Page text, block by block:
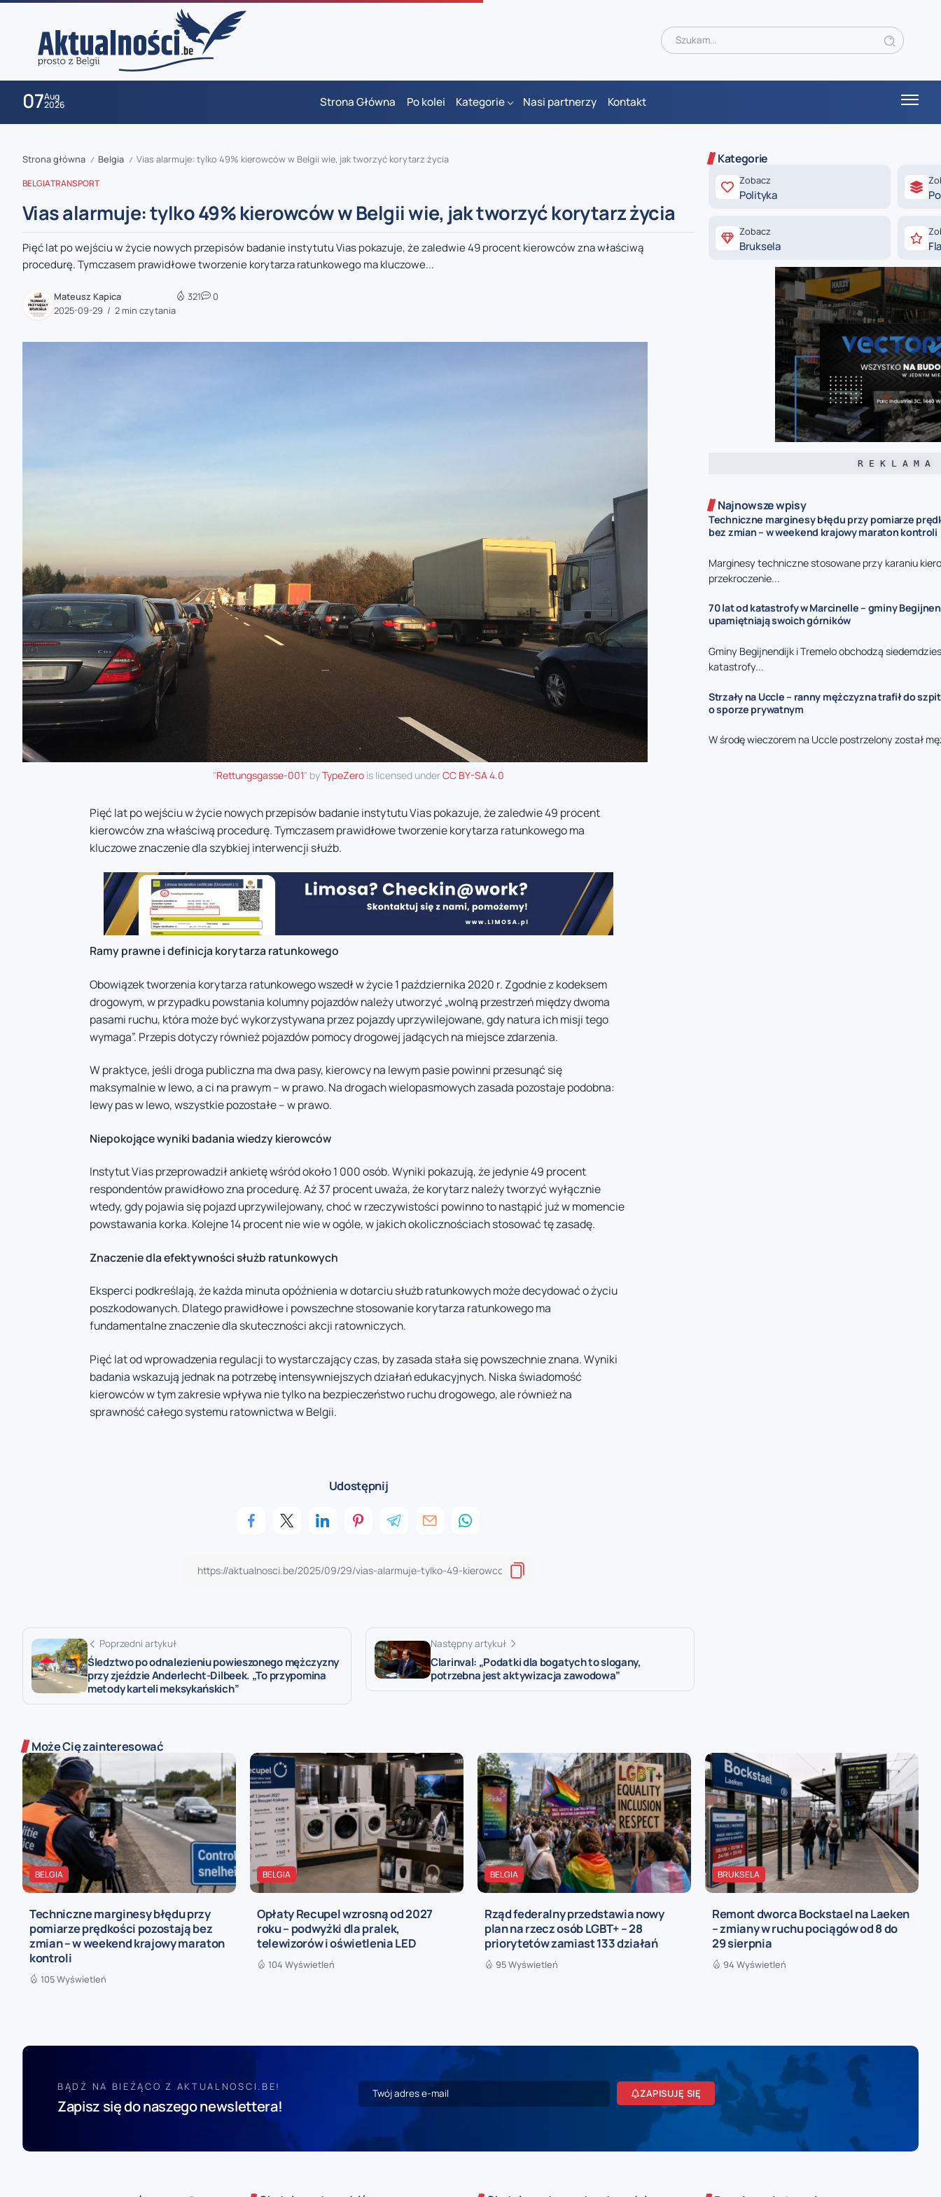
07Aug
2026 Strona Główna Po kolei Kategorie Nasi partnerzy Kontakt
zaobserwuj nas
zaobserwuj nas
Strona główna / Belgia / Vias alarmuje: tylko 49% kierowców w Belgii wie, jak tworzyć korytarz życia
BELGIATRANSPORT
Vias alarmuje: tylko 49% kierowców w Belgii wie, jak tworzyć korytarz życia
Pięć lat po wejściu w życie nowych przepisów badanie instytutu Vias pokazuje, że zaledwie 49 procent kierowców zna właściwą
procedurę. Tymczasem prawidłowe tworzenie korytarza ratunkowego ma kluczowe...
Mateusz Kapica
2025-09-29
2 min czytania
321 0
"Rettungsgasse-001" byTypeZero is licensed underCC BY-SA 4.0
Pięć lat po wejściu w życie nowych przepisów badanie instytutu Vias pokazuje, że zaledwie 49 procent
kierowców zna właściwą procedurę. Tymczasem prawidłowe tworzenie korytarza ratunkowego ma
kluczowe znaczenie dla szybkiej interwencji służb.
Ramy prawne i definicja korytarza ratunkowego
Obowiązek tworzenia korytarza ratunkowego wszedł w życie 1 października 2020 r. Zgodnie z kodeksem
drogowym, w przypadku powstania kolumny pojazdów należy utworzyć „wolną przestrzeń między dwoma
pasami ruchu, która może być wykorzystywana przez pojazdy uprzywilejowane, gdy natura ich misji tego
wymaga”. Przepis dotyczy również pojazdów pomocy drogowej jadących na miejsce zdarzenia.
W praktyce, jeśli droga publiczna ma dwa pasy, kierowcy na lewym pasie powinni przesunąć się
maksymalnie w lewo, a ci na prawym – w prawo. Na drogach wielopasmowych zasada pozostaje podobna:
lewy pas w lewo, wszystkie pozostałe – w prawo.
Niepokojące wyniki badania wiedzy kierowców
Instytut Vias przeprowadził ankietę wśród około 1 000 osób. Wyniki pokazują, że jedynie 49 procent
respondentów prawidłowo zna procedurę. Aż 37 procent uważa, że korytarz należy tworzyć wyłącznie
wtedy, gdy pojawia się pojazd uprzywilejowany, choć w rzeczywistości powinno to nastąpić już w momencie
powstawania korka. Kolejne 14 procent nie wie w ogóle, w jakich okolicznościach stosować tę zasadę.
Znaczenie dla efektywności służb ratunkowych
Eksperci podkreślają, że każda minuta opóźnienia w dotarciu służb ratunkowych może decydować o życiu
poszkodowanych. Dlatego prawidłowe i powszechne stosowanie korytarza ratunkowego ma
fundamentalne znaczenie dla skuteczności akcji ratowniczych.
Pięć lat od wprowadzenia regulacji to wystarczający czas, by zasada stała się powszechnie znana. Wyniki
badania wskazują jednak na potrzebę intensywniejszych działań edukacyjnych. Niska świadomość
kierowców w tym zakresie wpływa nie tylko na bezpieczeństwo ruchu drogowego, ale również na
sprawność całego systemu ratownictwa w Belgii.
Udostępnij
Poprzedni artykuł
Śledztwo po odnalezieniu powieszonego mężczyzny
przy zjeździe Anderlecht-Dilbeek. „To przypomina
metody karteli meksykańskich”
Następny artykuł
Clarinval: „Podatki dla bogatych to slogany,
potrzebna jest aktywizacja zawodowa”
Kategorie
Zobacz
Polityka
Zobacz
Bruksela
R E K L A M A
Najnowsze wpisy
Techniczne marginesy błędu przy pomiarze
bez zmian – w weekend krajowy maraton kontroli
Marginesy techniczne stosowane przy karaniu
przekroczenie...
70 lat od katastrofy w Marcinelle – gminy
upamiętniają swoich górników
Gminy Begijnendijk i Tremelo obchodzą
katastrofy...
Strzały na Uccle – ranny mężczyzna trafił do
o sporze prywatnym
W środę wieczorem na Uccle postrzelony został
Może Cię zainteresować
BELGIA
Techniczne marginesy błędu przy
pomiarze prędkości pozostają bez
zmian – w weekend krajowy maraton
kontroli
105 Wyświetleń
BELGIA
Opłaty Recupel wzrosną od 2027
roku – podwyżki dla pralek,
telewizorów i oświetlenia LED
104 Wyświetleń
BELGIA
Rząd federalny przedstawia nowy
plan na rzecz osób LGBT+ – 28
priorytetów zamiast 133 działań
95 Wyświetleń
BRUKSELA
Remont dworca Bockstael na Laeken
– zmiany w ruchu pociągów od 8 do
29 sierpnia
94 Wyświetleń
BĄDŹ NA BIEŻĄCO Z AKTUALNOSCI.BE!
Zapisz się do naszego newslettera!
ZAPISUJĘ SIĘ